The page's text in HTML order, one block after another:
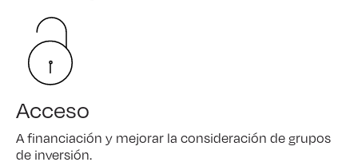
Acceso
A financiación y mejorar la consideración de grupos
de inversión.